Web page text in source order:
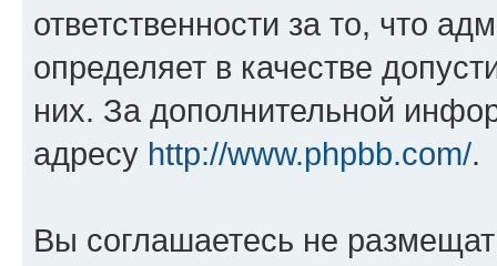
ответственности за то, что
определяет в качестве
них. За дополнительной
адресу http://www.phpbb.com/.
Вы соглашаетесь не